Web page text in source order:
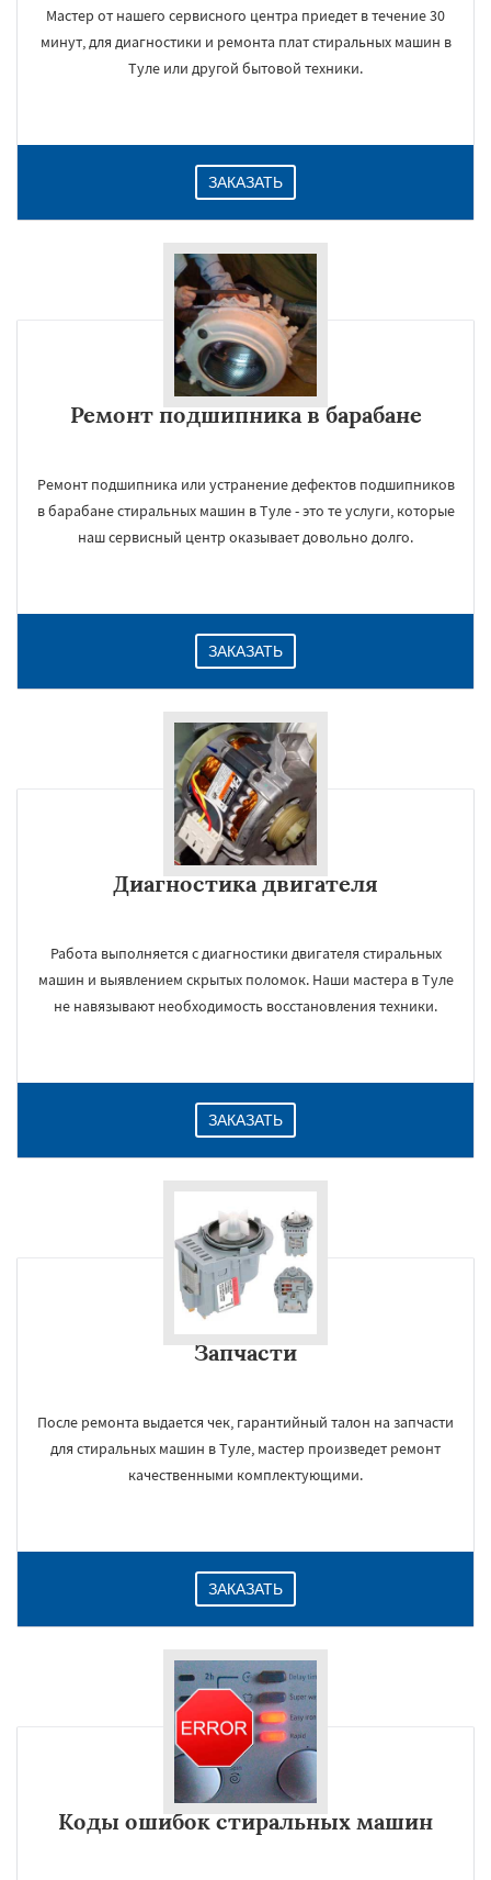
Мастер от нашего сервисного центра приедет в течение 30
минут, для диагностики и ремонта плат стиральных машин в
Туле или другой бытовой техники.
ЗАКАЗАТЬ
Ремонт подшипника в барабане
Ремонт подшипника или устранение дефектов подшипников
в барабане стиральных машин в Туле - это те услуги, которые
наш сервисный центр оказывает довольно долго.
ЗАКАЗАТЬ
Диагностика двигателя
Работа выполняется с диагностики двигателя стиральных
машин и выявлением скрытых поломок. Наши мастера в Туле
не навязывают необходимость восстановления техники.
ЗАКАЗАТЬ
Запчасти
После ремонта выдается чек, гарантийный талон на запчасти
для стиральных машин в Туле, мастер произведет ремонт
качественными комплектующими.
ЗАКАЗАТЬ
Коды ошибок стиральных машин